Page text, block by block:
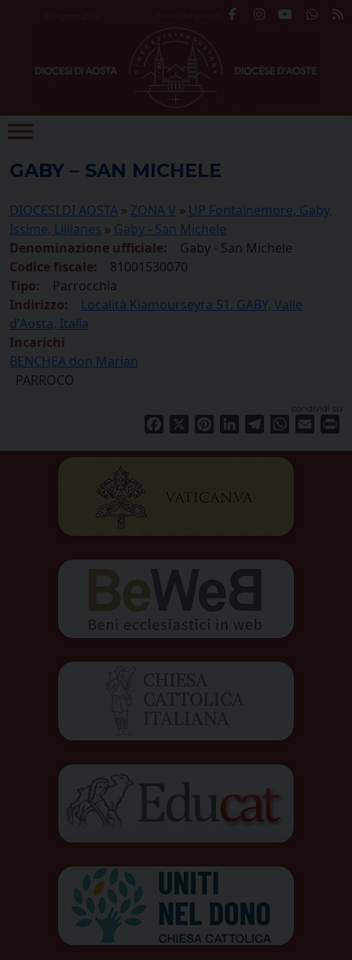
GABY – SAN MICHELE
DIOCESI DI AOSTA » ZONA V » UP Fontainemore, Gaby,
Issime, Lillianes » Gaby - San Michele
Denominazione ufficiale:
Gaby - San Michele
Codice fiscale:
81001530070
Tipo:
Parrocchia
Indirizzo:
Località Kiamourseyra 51, GABY, Valle
d'Aosta, Italia
Incarichi
BENCHEA don Marian
PARROCO
condividi su
Facebook PinterestLinkedInTelegramWhatsApp
Email